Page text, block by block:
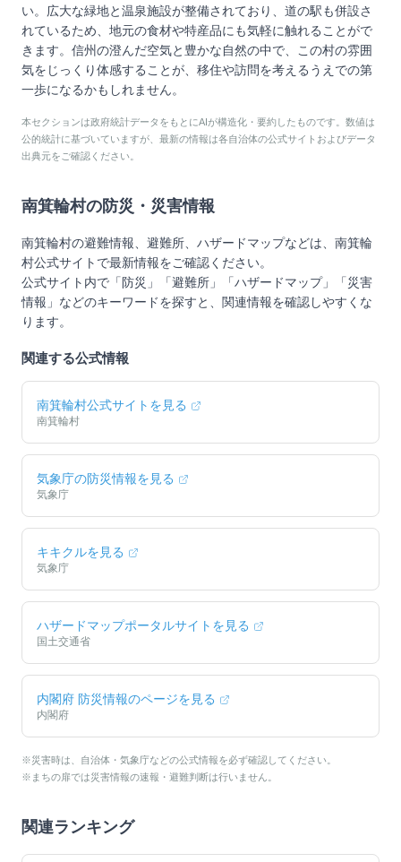
い。広大な緑地と温泉施設が整備されており、道の駅も併設さ
れているため、地元の食材や特産品にも気軽に触れることがで
きます。信州の澄んだ空気と豊かな自然の中で、この村の雰囲
気をじっくり体感することが、移住や訪問を考えるうえでの第
一歩になるかもしれません。
本セクションは政府統計データをもとにAIが構造化・要約したものです。数値は
公的統計に基づいていますが、最新の情報は各自治体の公式サイトおよびデータ
出典元をご確認ください。
南箕輪村の防災・災害情報
南箕輪村の避難情報、避難所、ハザードマップなどは、 南箕輪
村公式サイトで最新情報をご確認ください。
公式サイト内で「防災」「避難所」「ハザードマップ」「災害
情報」などのキーワードを探すと、関連情報を確認しやすくな
ります。
関連する公式情報
南箕輪村公式サイトを見る
南箕輪村
気象庁の防災情報を見る
気象庁
キキクルを見る
気象庁
ハザードマップポータルサイトを見る
国土交通省
内閣府 防災情報のページを見る
内閣府
※災害時は、自治体・気象庁などの公式情報を必ず確認してください。
※まちの扉では災害情報の速報・避難判断は行いません。
関連ランキング